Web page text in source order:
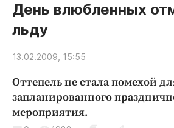
Статьи
Народные новости
Благоустройство
Криминал
День влюбленных
льду
13.02.2009, 15:55
Оттепель не стала помехой
запланированного
мероприятия.